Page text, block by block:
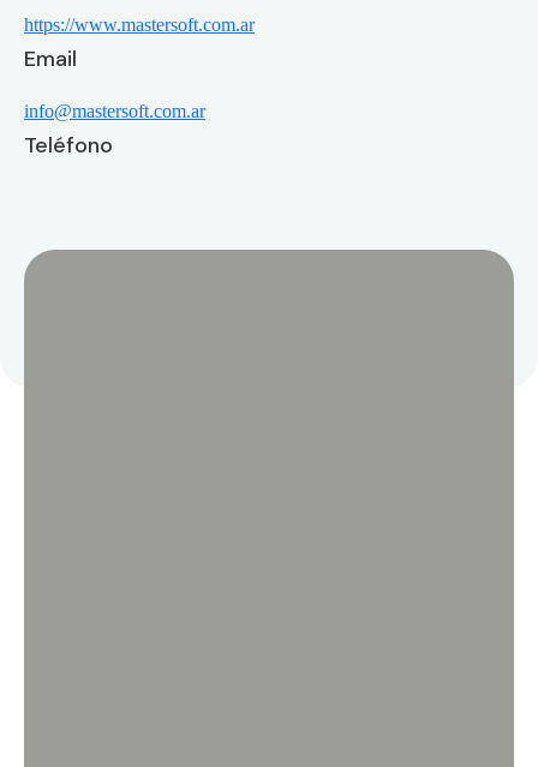
https://www.mastersoft.com.ar
Email
info@mastersoft.com.ar
Teléfono